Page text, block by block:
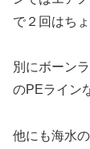
で２回はち
別にボーン
のPEライン
他にも海水